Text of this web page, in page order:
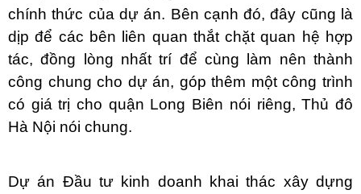
chính thức của dự án. Bên cạnh đó, đây cũng là
dịp để các bên liên quan thắt chặt quan hệ hợp
tác, đồng lòng nhất trí để cùng làm nên thành
công chung cho dự án, góp thêm một công trình
có giá trị cho quận Long Biên nói riêng, Thủ đô
Hà Nội nói chung.
Dự án Đầu tư kinh doanh khai thác xây dựng